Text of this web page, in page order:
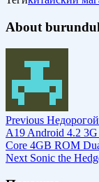
About
Previous
A19 Android 4.2
Core 4GB ROM
Next Sonic the